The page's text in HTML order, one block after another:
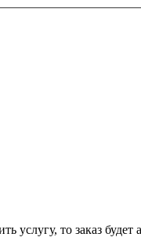
услугу, то заказ будет